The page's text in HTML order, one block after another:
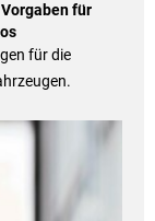
für
für die